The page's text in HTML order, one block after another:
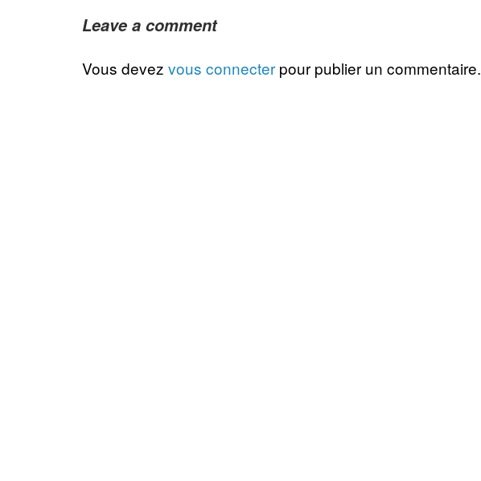
Leave a comment
Vous devez vous connecter pour publier un commentaire.